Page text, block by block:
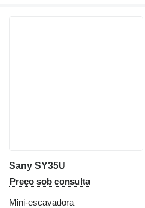
Sany SY35U
Preço sob consulta
Mini-escavadora